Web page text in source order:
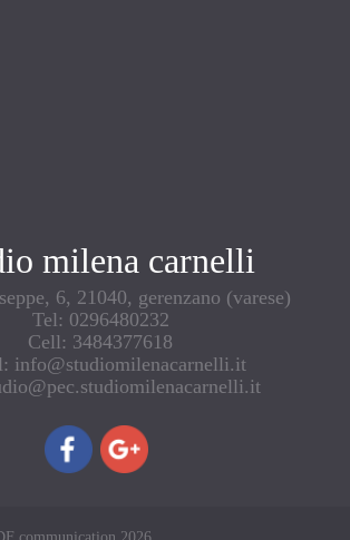
milena carnelli
6, 21040, gerenzano (varese)
Tel: 0296480232
Cell: 3484377618
info@studiomilenacarnelli.it